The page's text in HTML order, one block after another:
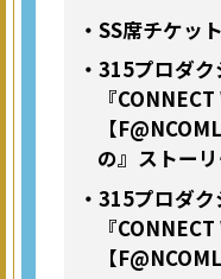
・SS席チケット
・315プロダ
『
【
の』ストー
・315プロダ
『
【